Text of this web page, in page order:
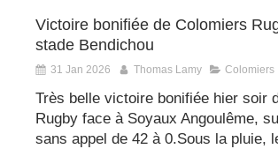
Victoire bonifiée de Colomiers
stade Bendichou
31 Jan 2026 Thomas Lamy Colomiers
Très belle victoire bonifiée hier soir
Rugby face à Soyaux Angoulême,
sans appel de 42 à 0.Sous la pluie,